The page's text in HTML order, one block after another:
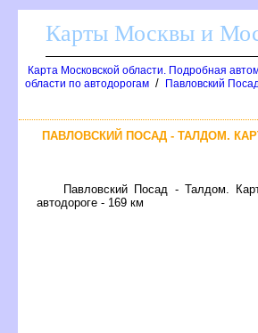
Карты Москвы и
Карта Московской области. Подробная
области по автодорогам / Павловский
ПАВЛОВСКИЙ ПОСАД - ТАЛДОМ.
Павловский Посад - Талдом.
автодороге - 169 км